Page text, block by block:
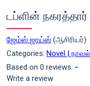
டப்ளின் நகரத்தார்
ஜேம்ஸ் ஜாய்ஸ் (ஆசிரியர்)
Categories: Novel | நாவல்
Based on 0 reviews. -
Write a review